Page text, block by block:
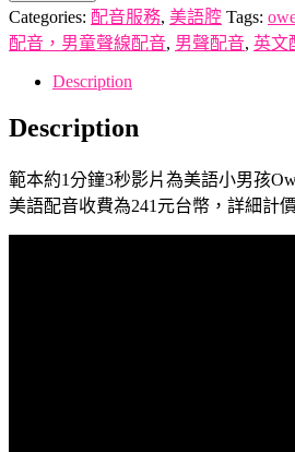
業
美
音
務|
本
Categories: 配音服務, 美語腔 Tags:
配音，男童聲線配音, 男聲配音, 英文
Description
Description
範本約1分鐘3秒影片為美語小男孩
美語配音收費為241元台幣，詳細計